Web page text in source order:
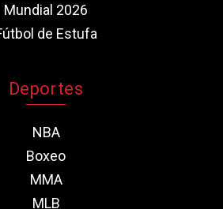
Mundial 2026
de Estufa
Deportes
NBA
Boxeo
MMA
MLB